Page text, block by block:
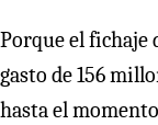
Porque el fichaje
gasto de 156
hasta el